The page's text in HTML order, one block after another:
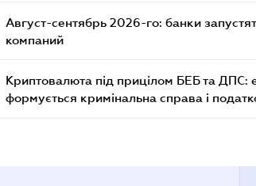
Август-сентябрь 2026-го: банки
компаний
Криптовалюта під прицілом БЕБ та ДПС:
формується кримінальна справа і